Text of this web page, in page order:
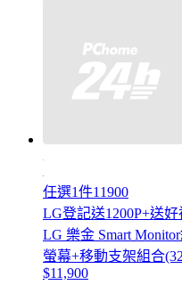
任選1件11900
LG登記送1200P+送好
LG 樂金 Smart
螢幕+移動支架組合
$11,900